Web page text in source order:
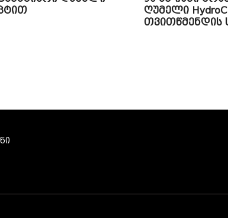
ღუმელი
თვითწმენდის